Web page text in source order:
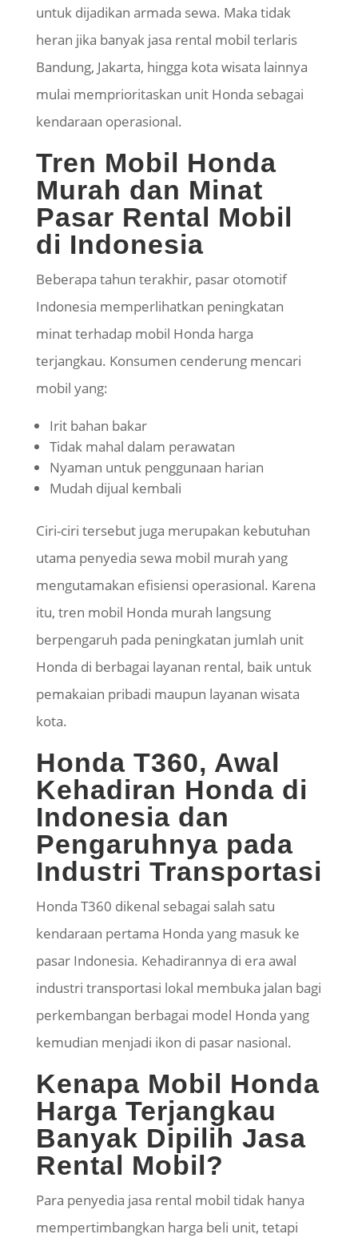
untuk dijadikan armada sewa. Maka tidak
heran jika banyak jasa rental mobil terlaris
Bandung, Jakarta, hingga kota wisata lainnya
mulai memprioritaskan unit Honda sebagai
kendaraan operasional.
Tren Mobil Honda
Murah dan Minat
Pasar Rental Mobil
di Indonesia
Beberapa tahun terakhir, pasar otomotif
Indonesia memperlihatkan peningkatan
minat terhadap mobil Honda harga
terjangkau. Konsumen cenderung mencari
mobil yang:
Irit bahan bakar
Tidak mahal dalam perawatan
Nyaman untuk penggunaan harian
Mudah dijual kembali
Ciri-ciri tersebut juga merupakan kebutuhan
utama penyedia sewa mobil murah yang
mengutamakan efisiensi operasional. Karena
itu, tren mobil Honda murah langsung
berpengaruh pada peningkatan jumlah unit
Honda di berbagai layanan rental, baik untuk
pemakaian pribadi maupun layanan wisata
kota.
Honda T360, Awal
Kehadiran Honda di
Indonesia dan
Pengaruhnya pada
Industri Transportasi
Honda T360 dikenal sebagai salah satu
kendaraan pertama Honda yang masuk ke
pasar Indonesia. Kehadirannya di era awal
industri transportasi lokal membuka jalan bagi
perkembangan berbagai model Honda yang
kemudian menjadi ikon di pasar nasional.
Kenapa Mobil Honda
Harga Terjangkau
Banyak Dipilih Jasa
Rental Mobil?
Para penyedia jasa rental mobil tidak hanya
mempertimbangkan harga beli unit, tetapi